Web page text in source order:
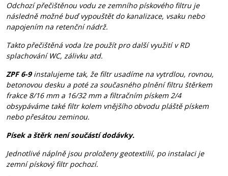
Odchozí přečištěnou vodu ze zemního pískového filtru je
následně možné buď vypouštět do kanalizace, vsaku nebo
napojením na retenční nádrž.
Takto přečištěná voda lze použít pro další využití v RD
splachování WC, zálivku atd.
ZPF 6-9instalujeme tak, že filtr usadíme na vytrdlou, rovnou,
betonovou desku a poté za současného plnění filtru štěrkem
frakce 8/16 mm a 16/32 mm a filtračním pískem 2/4
obsypáváme také filtr kolem vnějšího obvodu pláště pískem
nebo přesátou zeminou.
Písek a štěrk není součástí dodávky.
Jednotlivé náplně jsou proloženy geotextilií, po instalaci je
zemní pískový filtr pochozí.